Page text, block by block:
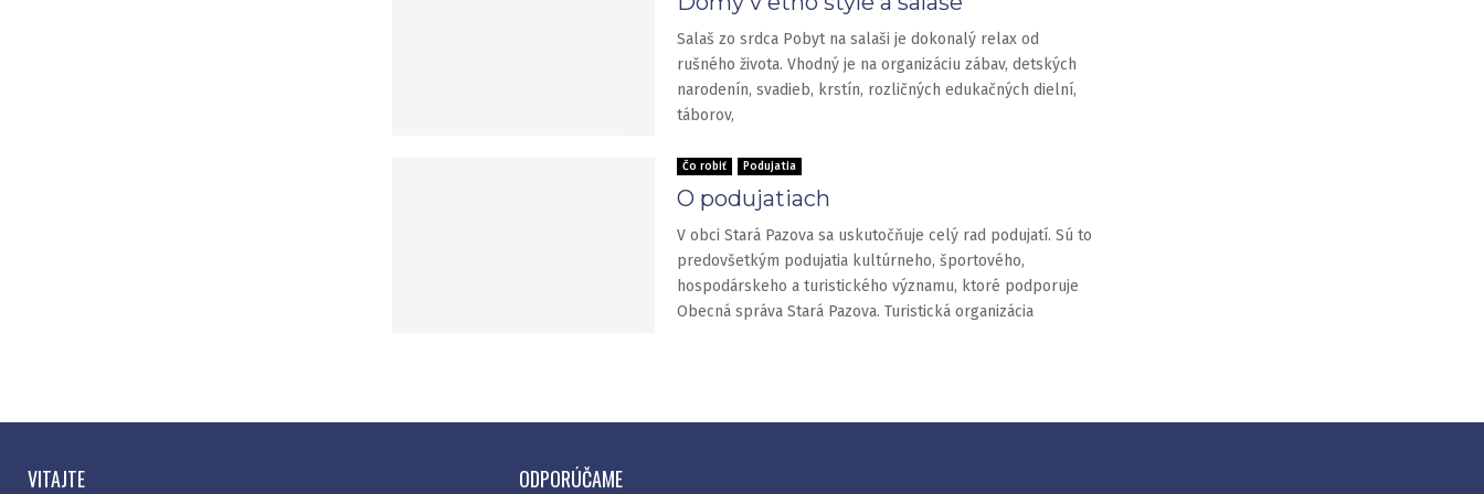
Salaš zo srdca Pobyt na salaši je dokonalý relax od
rušného života. Vhodný je na organizáciu zábav, detských
narodenín, svadieb, krstín, rozličných edukačných dielní,
táborov,
Čo robiť Podujatia
O podujatiach
V obci Stará Pazova sa uskutočňuje celý rad podujatí. Sú to
predovšetkým podujatia kultúrneho, športového,
hospodárskeho a turistického významu, ktoré podporuje
Obecná správa Stará Pazova. Turistická organizácia
VITAJTE ODPORÚČAME